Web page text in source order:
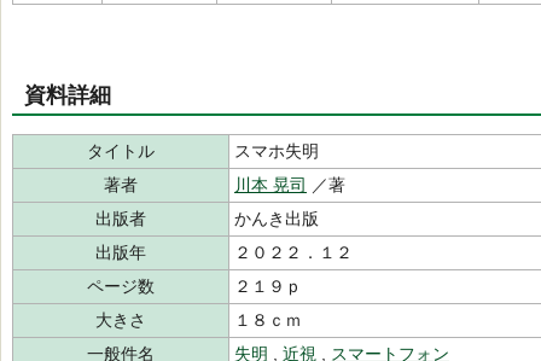
資料詳細
タイトル
スマホ失明
著者
川本 晃司
／著
出版者
かんき出版
出版年
２０２２．１２
ページ数
２１９ｐ
大きさ
１８ｃｍ
一般件名
失明 近視
スマートフォン